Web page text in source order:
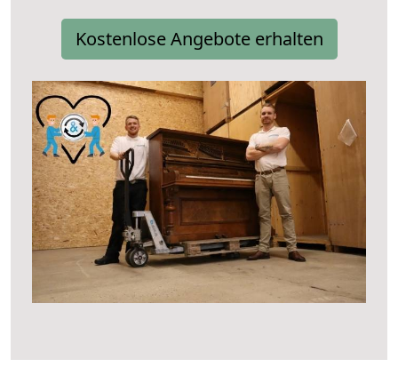
Kostenlose Angebote erhalten